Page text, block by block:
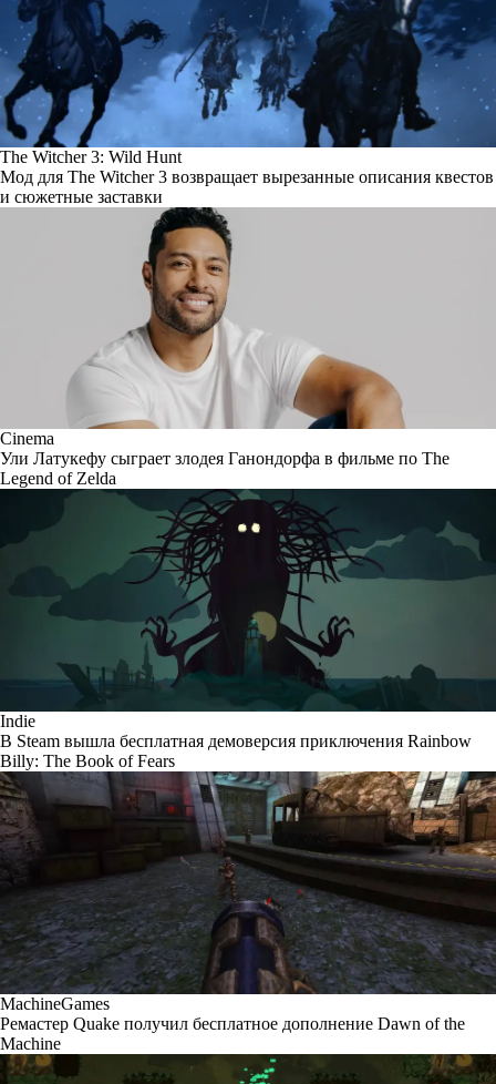
The Witcher 3: Wild Hunt
Мод для The Witcher 3 возвращает вырезанные описания квестов
и сюжетные заставки
Cinema
Ули Латукефу сыграет злодея Ганондорфа в фильме по The
Legend of Zelda
Indie
В Steam вышла бесплатная демоверсия приключения Rainbow
Billy: The Book of Fears
MachineGames
Ремастер Quake получил бесплатное дополнение Dawn of the
Machine